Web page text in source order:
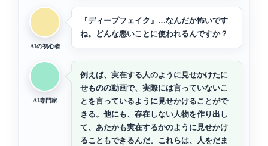
AIの初心者
『ディープフェイク』…なんだか怖いです
ね。どんな悪いことに使われるんですか？
AI専門家
例えば、実在する人のように見せかけたに
せものの動画で、実際には言っていないこ
とを言っているように見せかけることがで
きる。他にも、存在しない人物を作り出し
て、あたかも実在するかのように見せかけ
ることもできるんだ。これらは、人をだま